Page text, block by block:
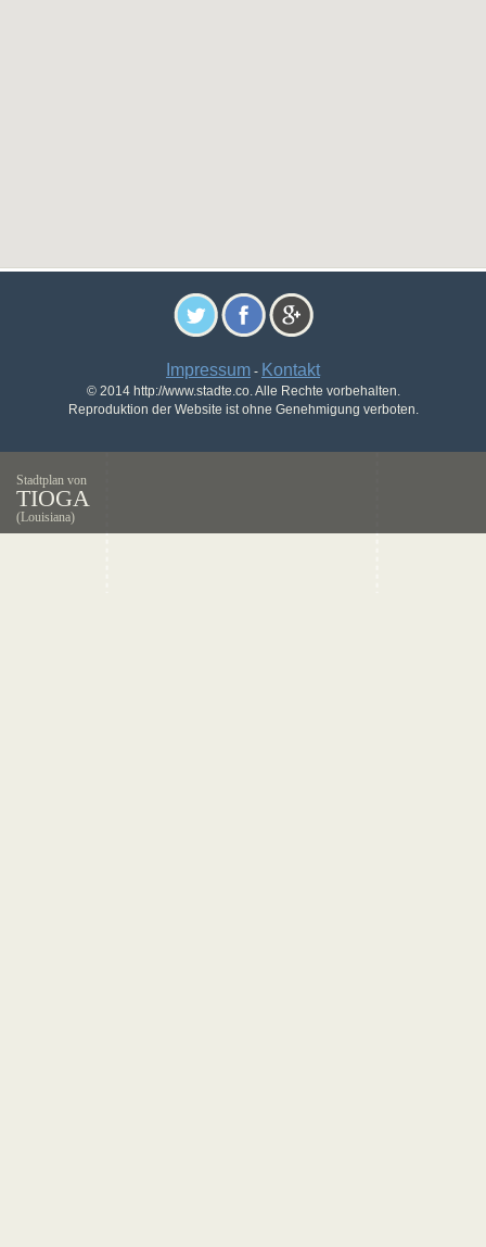
Impressum - Kontakt
© 2014 http://www.stadte.co. Alle Rechte vorbehalten.
Reproduktion der Website ist ohne Genehmigung verboten.
Stadtplan von
TIOGA
(Louisiana)